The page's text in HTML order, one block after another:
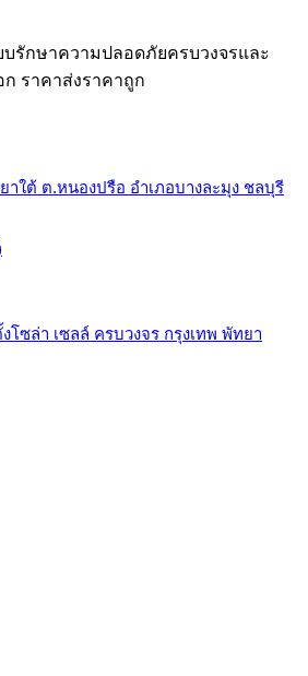
รักษาความปลอดภัยครบวงจรและ
ราคาส่งราคาถูก
าใต้ ต.หนองปรือ อำเภอบางละมุง ชลบุรี
โซล่า เซลล์ ครบวงจร กรุงเทพ พัทยา